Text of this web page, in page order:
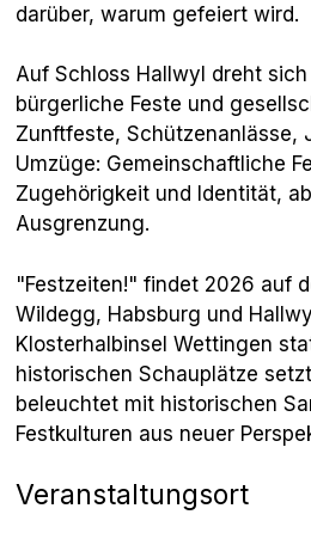
darüber, warum gefeiert wird.
Auf Schloss Hallwyl dreht
bürgerliche Feste und
Zunftfeste, Schützenanlässe,
Umzüge: Gemeinschaftliche
Zugehörigkeit und Identität,
Ausgrenzung.
"Festzeiten!" findet 2026 auf
Wildegg, Habsburg und
Klosterhalbinsel Wettingen
historischen Schauplätze
beleuchtet mit historischen
Festkulturen aus neuer
Veranstaltungsort